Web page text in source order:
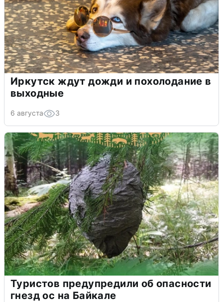
Иркутск ждут дожди и похолодание в
выходные
6 августа 3
Туристов предупредили об опасности
гнезд ос на Байкале